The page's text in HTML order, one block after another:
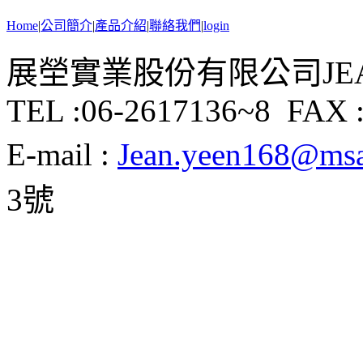
Home|公司簡介|產品介紹|聯絡我們|login
展塋實業股份有限公司
TEL :06-2617136~8 FAX
E-mail :
3號